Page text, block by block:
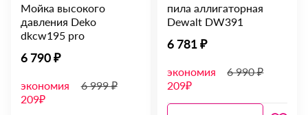
Мойка высокого
давления Deko
dkcw195 pro
6 790 ₽
экономия
209₽
6 999 ₽
пила аллигаторная
Dewalt DW391
6 781 ₽
экономия
209₽
6 990 ₽